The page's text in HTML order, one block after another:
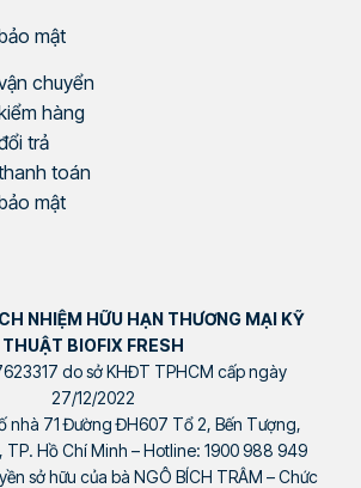
mật
chuyển
hàng
trả
toán
mật
NHIỆM HỮU HẠN THƯƠNG MẠI KỸ
THUẬT BIOFIX FRESH
do sở KHĐT TPHCM cấp ngày
27/12/2022
nhà 71 Đường ĐH607 Tổ 2, Bến Tượng,
TP. Hồ Chí Minh – Hotline: 1900 988 949
sở hữu của bà NGÔ BÍCH TRÂM – Chức